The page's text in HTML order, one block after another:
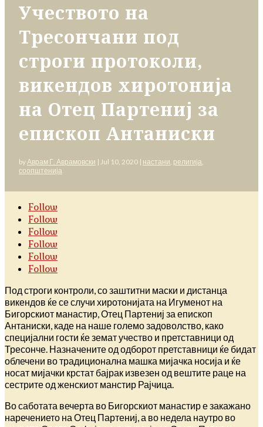
Учеството на
Тресончани под
строги протоколи,
викендов хиротонија
на Отец Партениј за
епископ Антаниски
byАврам Г. Аврамовски | Jul 10, 2020 | настани, религија,
соопштенија
Follow
Follow
Follow
Follow
Follow
Follow
Под строги контроли, со заштитни маски и дистанца
викендов ќе се случи хиротонијата на Игуменот на
Бигорскиот манастир, Отец Партениј за епископ
Антаниски, каде на наше големо задоволство, како
специјални гости ќе земат учество и претставници од
Тресонче. Назначените од одборот претставници ќе бидат
облечени во традиционална машка мијачка носија и ќе
носат мијачки крстат бајрак извезен од вештите раце на
сестрите од женскиот манстир Рајчица.
Во саботата вечерта во Бигорскиот манастир е закажано
наречението на Отец Партениј, а во недела наутро во